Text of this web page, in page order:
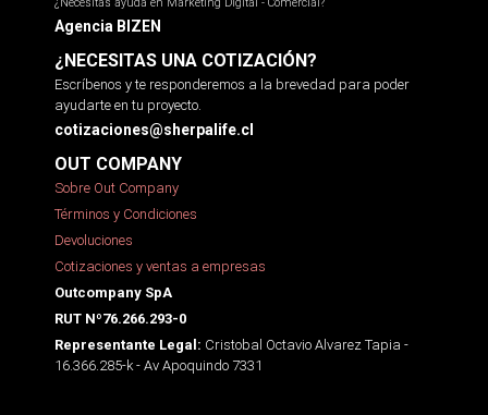
Agencia BIZEN
¿NECESITAS UNA COTIZACIÓN?
Escríbenos y te responderemos a la brevedad para poder
ayudarte en tu proyecto.
cotizaciones@sherpalife.cl
OUT COMPANY
Sobre Out Company
Términos y Condiciones
Devoluciones
Cotizaciones y ventas a empresas
Outcompany SpA
RUT Nº76.266.293-0
Representante Legal: Cristobal Octavio Alvarez Tapia -
16.366.285-k - Av Apoquindo 7331